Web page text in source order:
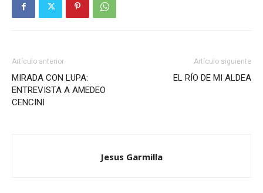
Artículo anterior
MIRADA CON LUPA:
ENTREVISTA A AMEDEO
CENCINI
Artículo siguiente
EL RÍO DE MI ALDEA
Jesus Garmilla